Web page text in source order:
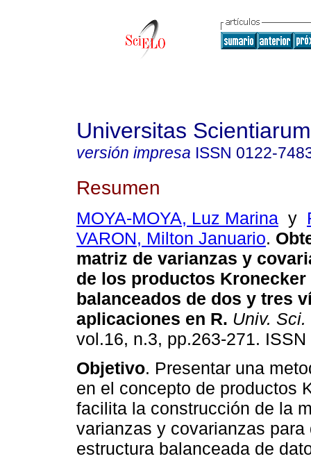
Universitas Scientiarum
versión impresa ISSN 0122-
Resumen
MOYA-MOYA, Luz Marina y
VARON, Milton Januario.
matriz de varianzas y
de los productos Kronecker
balanceados de dos y tres
aplicaciones en R. Univ. Sci.
vol.16, n.3, pp.263-271.
Objetivo. Presentar una
en el concepto de productos
facilita la construcción de la
varianzas y covarianzas para
estructura balanceada de